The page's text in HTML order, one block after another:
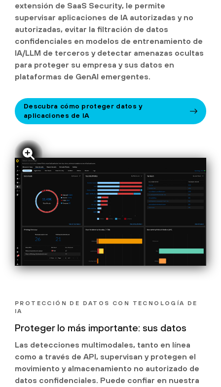
extensión de SaaS Security, le permite
supervisar aplicaciones de IA autorizadas y no
autorizadas, evitar la filtración de datos
confidenciales en modelos de entrenamiento de
IA/LLM de terceros y detectar amenazas ocultas
para proteger su empresa y sus datos en
plataformas de GenAI emergentes.
Descubra cómo proteger datos y
aplicaciones de IA
PROTECCIÓN DE DATOS CON TECNOLOGÍA DE
IA
Proteger lo más importante: sus datos
Las detecciones multimodales, tanto en línea
como a través de API, supervisan y protegen el
movimiento y almacenamiento no autorizado de
datos confidenciales. Puede confiar en nuestra